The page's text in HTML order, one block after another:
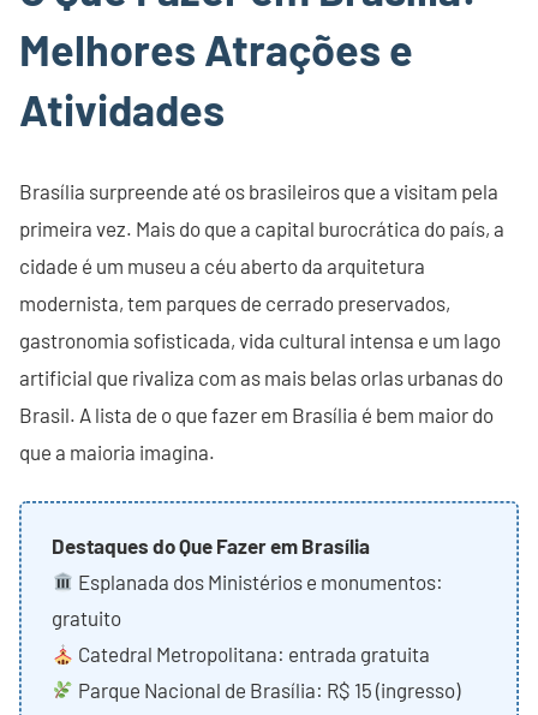
Melhores Atrações e
Atividades
Brasília surpreende até os brasileiros que a visitam pela
primeira vez. Mais do que a capital burocrática do país, a
cidade é um museu a céu aberto da arquitetura
modernista, tem parques de cerrado preservados,
gastronomia sofisticada, vida cultural intensa e um lago
artificial que rivaliza com as mais belas orlas urbanas do
Brasil. A lista de o que fazer em Brasília é bem maior do
que a maioria imagina.
Destaques do Que Fazer em Brasília
Esplanada dos Ministérios e monumentos:
gratuito
Catedral Metropolitana: entrada gratuita
Parque Nacional de Brasília: R$ 15 (ingresso)